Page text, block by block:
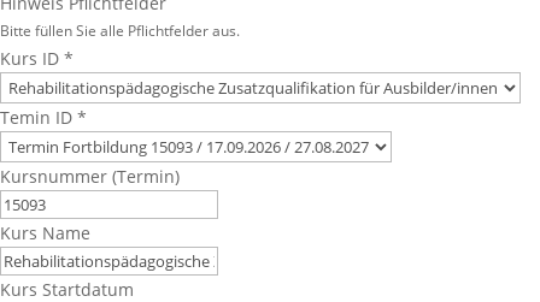
Bitte füllen Sie alle Pflichtfelder aus.
Kurs ID *
Temin ID *
Kursnummer (Termin)
Kurs Name
Kurs Startdatum